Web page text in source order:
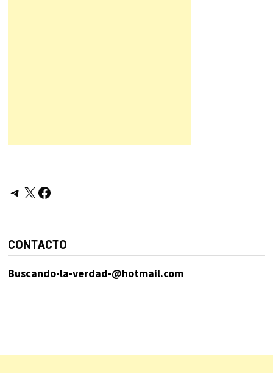
Telegram
X Facebook
CONTACTO
Buscando-la-verdad-@hotmail.com